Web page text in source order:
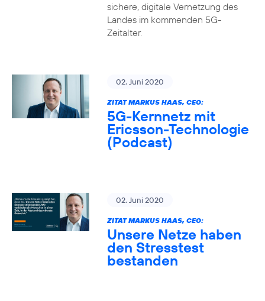
sichere, digitale Vernetzung des
Landes im kommenden 5G-
Zeitalter.
02. Juni 2020
ZITAT MARKUS HAAS, CEO:
5G-Kernnetz mit
Ericsson-Technologie
(Podcast)
02. Juni 2020
ZITAT MARKUS HAAS, CEO:
Unsere Netze haben
den Stresstest
bestanden